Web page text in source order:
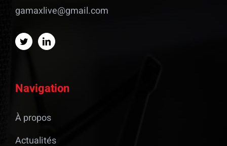
gamaxlive@gmail.com
Navigation
À propos
Actualités